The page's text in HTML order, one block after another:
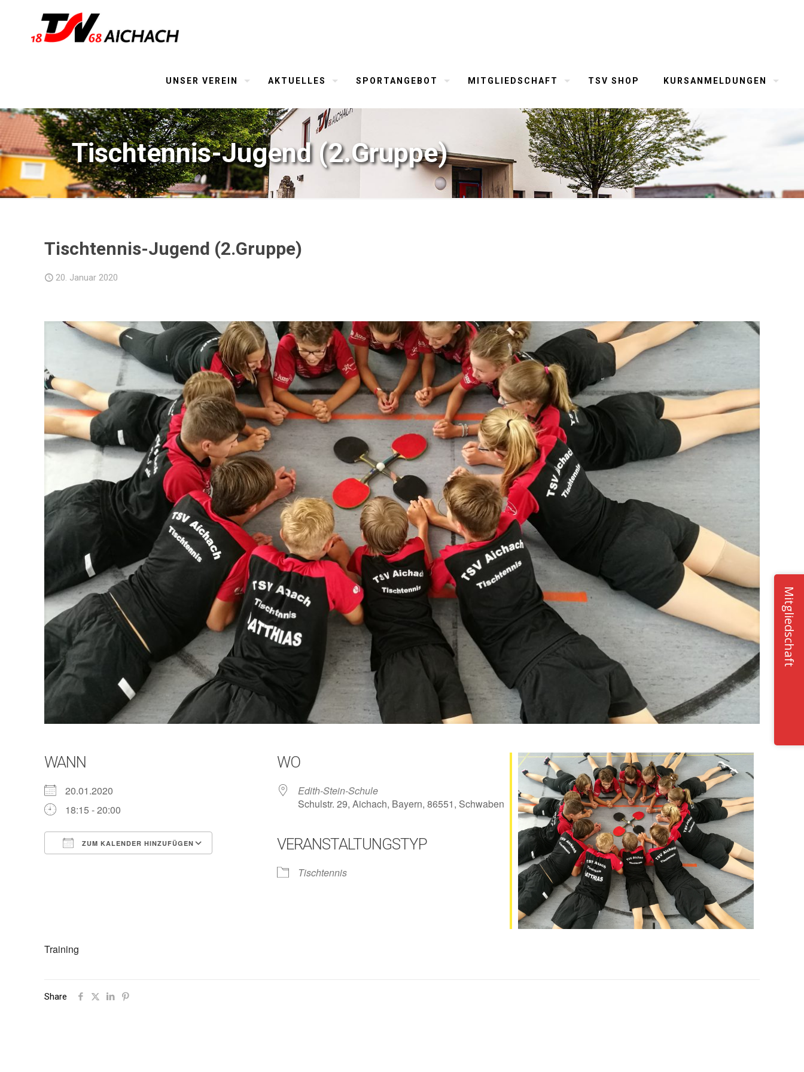
UNSER VEREIN AKTUELLES SPORTANGEBOT MITGLIEDSCHAFT TSV SHOP KURSANMELDUNGEN
Tischtennis-Jugend (2.Gruppe)
Tischtennis-Jugend (2.Gruppe)
20. Januar 2020
WANN
20.01.2020
18:15 - 20:00
ZUM KALENDER HINZUFÜGEN
Google Kalender Office 365 Outlook Live
WO
Edith-Stein-Schule
Schulstr. 29, Aichach, Bayern, 86551, Schwaben
VERANSTALTUNGSTYP
Tischtennis
Training
Share
Mitgliedschaft